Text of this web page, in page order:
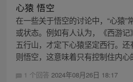
心猿 悟空
在一些关于悟空的讨论中，“心猿”
或状态。例如有人认为，《西游
五行山，才定下心猿坚定西行。
则悟空，这意味着只有控制住内
1 个回答 2024年08月26日 18:17